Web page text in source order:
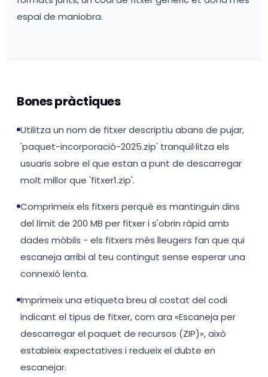
espai de maniobra.
Bones pràctiques
Utilitza un nom de fitxer descriptiu abans de pujar,
'paquet-incorporació-2025.zip' tranquil·litza els
usuaris sobre el que estan a punt de descarregar
molt millor que 'fitxer1.zip'.
Comprimeix els fitxers perquè es mantinguin dins
del límit de 200 MB per fitxer i s'obrin ràpid amb
dades mòbils - els fitxers més lleugers fan que qui
escaneja arribi al teu contingut sense esperar una
connexió lenta.
Imprimeix una etiqueta breu al costat del codi
indicant el tipus de fitxer, com ara «Escaneja per
descarregar el paquet de recursos (ZIP)», això
estableix expectatives i redueix el dubte en
escanejar.